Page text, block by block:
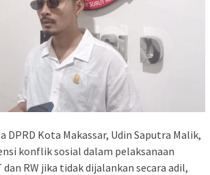
DPRD Kota Makassar, Udin Saputra Malik,
konflik sosial dalam pelaksanaan
RW jika tidak dijalankan secara adil,